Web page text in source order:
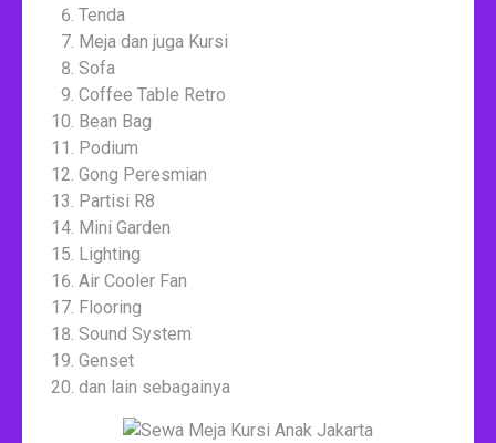
Tenda
Meja dan juga Kursi
Sofa
Coffee Table Retro
Bean Bag
Podium
Gong Peresmian
Partisi R8
Mini Garden
Lighting
Air Cooler Fan
Flooring
Sound System
Genset
dan lain sebagainya